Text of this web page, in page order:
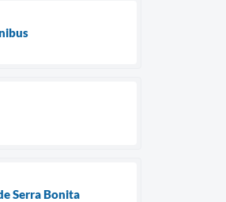
Serra Bonita